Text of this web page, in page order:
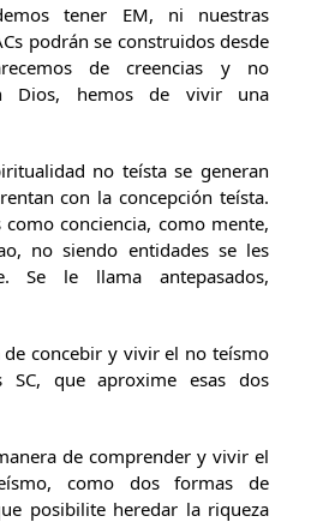
tener EM, ni nuestras
podrán se construidos desde
de creencias y no
Dios, hemos de vivir una
no teísta se generan
con la concepción teísta.
como conciencia, como mente,
no siendo entidades se les
Se le llama antepasados,
de concebir y vivir el no teísmo
que aproxime esas dos
de comprender y vivir el
como dos formas de
posibilite heredar la riqueza